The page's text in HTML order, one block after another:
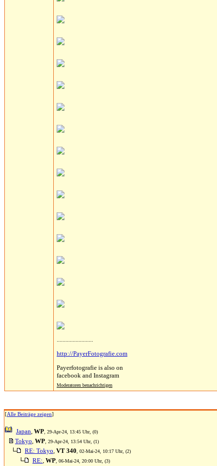
.........................
http://PayerFotografie.com
Payerfotografie is also on
facebook and Instagram
Moderatoren benachrichtigen
[Alle Beiträge zeigen]
Japan, WP , 29-Apr-24, 13:45 Uhr, (0)
Tokyo, WP , 29-Apr-24, 13:54 Uhr, (1)
RE: Tokyo, VT 340 , 02-Mai-24, 10:17 Uhr, (2)
RE:, WP , 06-Mai-24, 20:00 Uhr, (3)